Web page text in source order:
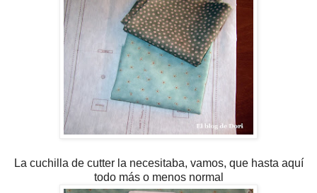
La cuchilla de cutter la necesitaba, vamos, que hasta aquí
todo más o menos normal